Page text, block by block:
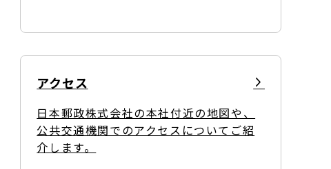
アクセス
日本郵政株式会社の本社付近の地図や、
公共交通機関でのアクセスについてご紹
介します。